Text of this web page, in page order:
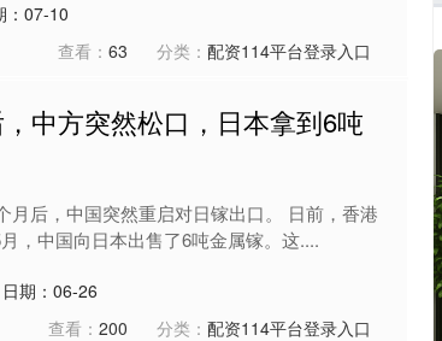
：07-10
查看： 63 分类： 配资114平台登录入口
中方突然松口，日本拿到6吨
后，中国突然重启对日镓出口。 日前，香港
，中国向日本出售了6吨金属镓。这....
日期：06-26
查看： 200 分类： 配资114平台登录入口